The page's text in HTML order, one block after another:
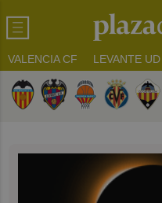
VALENCIA CF LEVANTE UD